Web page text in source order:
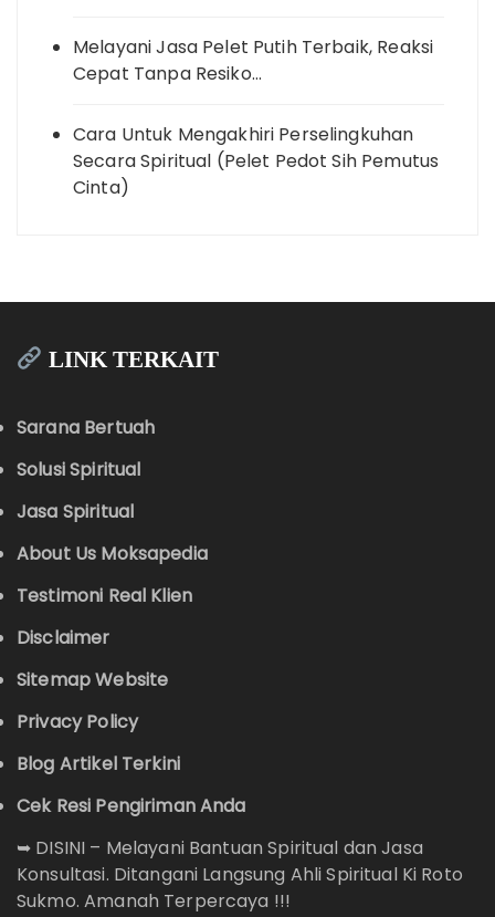
Melayani Jasa Pelet Putih Terbaik, Reaksi
Cepat Tanpa Resiko…
Cara Untuk Mengakhiri Perselingkuhan
Secara Spiritual (Pelet Pedot Sih Pemutus
Cinta)
LINK TERKAIT
Sarana Bertuah
Solusi Spiritual
Jasa Spiritual
About Us Moksapedia
Testimoni Real Klien
Disclaimer
Sitemap Website
Privacy Policy
Blog Artikel Terkini
Cek Resi Pengiriman Anda
➥ DISINI – Melayani Bantuan Spiritual dan Jasa
Konsultasi. Ditangani Langsung Ahli Spiritual Ki Roto
Sukmo. Amanah Terpercaya !!!